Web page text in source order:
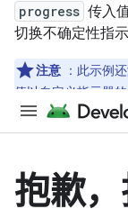
progress 传入
切换不确定性指示
注意 ：此示例
值以自定义指示器的